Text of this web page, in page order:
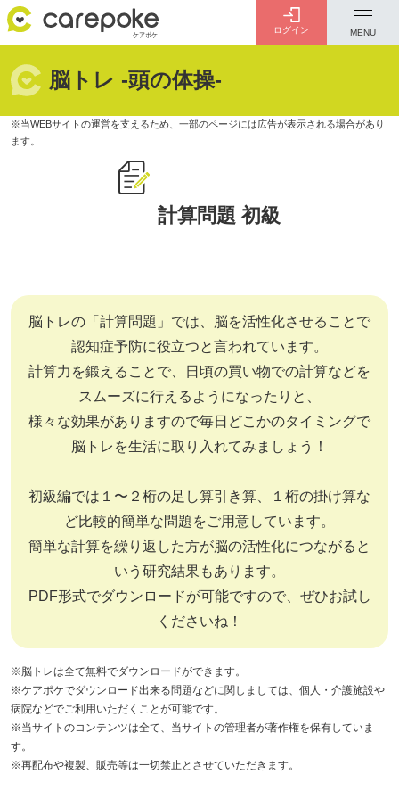
ログイン MENU
会員登録
ID・パスワードをお忘れの方はこちら
介護 お金のこと 病院・施設 介護保険制度
リハビリ・介護
病気・感染症
カテゴリー一覧
はじめての介護
介護事業所検索
ポケットレシピ
キャンペーン一覧
よくあるご質問
お知らせ
天気予報
サイトマップ
掲載をご希望の方
脳トレ -頭の体操-
計算問題 初級
脳トレの「計算問題」では、脳を活性化させることで
認知症予防に役立つと言われています。
計算力を鍛えることで、日頃の買い物での計算などを
スムーズに行えるようになったりと、
様々な効果がありますので毎日どこかのタイミングで
脳トレを生活に取り入れてみましょう！
初級編では１〜２桁の足し算引き算、１桁の掛け算な
ど比較的簡単な問題をご用意しています。
簡単な計算を繰り返した方が脳の活性化につながると
いう研究結果もあります。
PDF形式でダウンロードが可能ですので、ぜひお試し
くださいね！
※脳トレは全て無料でダウンロードができます。
※ケアポケでダウンロード出来る問題などに関しましては、個人・介護施設や
病院などでご利用いただくことが可能です。
※当サイトのコンテンツは全て、当サイトの管理者が著作権を保有していま
す。
※再配布や複製、販売等は一切禁止とさせていただきます。